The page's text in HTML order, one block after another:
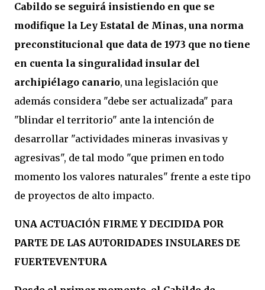
Cabildo se seguirá insistiendo en que se
modifique la Ley Estatal de Minas, una norma
preconstitucional que data de 1973 que no tiene
en cuenta la singuralidad insular del
archipiélago canario, una legislación que
además considera "debe ser actualizada" para
"blindar el territorio" ante la intención de
desarrollar "actividades mineras invasivas y
agresivas", de tal modo "que primen en todo
momento los valores naturales" frente a este tipo
de proyectos de alto impacto.
UNA ACTUACIÓN FIRME Y DECIDIDA POR
PARTE DE LAS AUTORIDADES INSULARES DE
FUERTEVENTURA